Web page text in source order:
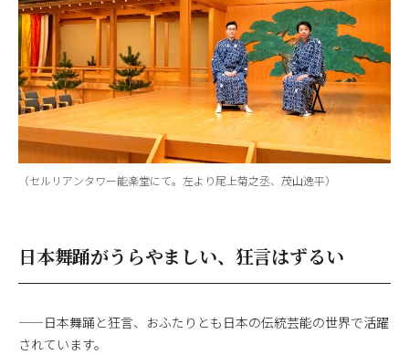
（セルリアンタワー能楽堂にて。左より尾上菊之丞、茂山逸平）
日本舞踊がうらやましい、狂言はずるい
——日本舞踊と狂言、おふたりとも日本の伝統芸能の世界で活躍
されています。